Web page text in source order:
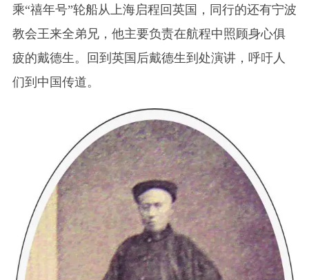
乘“禧年号”轮船从上海启程回英国，同行的还有宁波
教会王来全弟兄，他主要负责在航程中照顾身心俱
疲的戴德生。回到英国后戴德生到处演讲，呼吁人
们到中国传道。